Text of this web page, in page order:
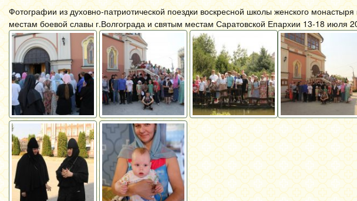
Фотографии из духовно-патриотической поездки воскресной школы женского
местам боевой славы г.Волгограда и святым местам Саратовской Епархии 13-18 июля